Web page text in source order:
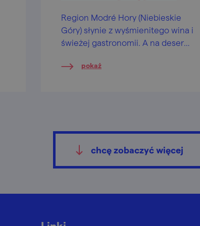
Region Modré Hory (Niebieskie
Góry) słynie z wyśmienitego wina i
świeżej gastronomii. A na deser
widokowych!
pokaż
chcę zobaczyć więcej